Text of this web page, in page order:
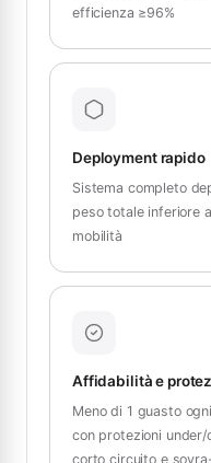
efficienza ≥96%
Deployment rapido
Sistema completo
peso totale inferiore
mobilità
Affidabilità e
Meno di 1 guasto
con protezioni
corto circuito e